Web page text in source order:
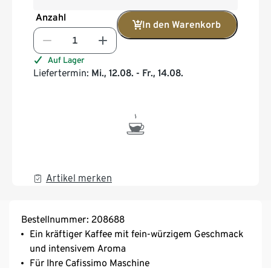
Anzahl
In den Warenkorb
Auf Lager
Liefertermin: Mi., 12.08. - Fr., 14.08.
Artikel merken
Bestellnummer: 208688
Ein kräftiger Kaffee mit fein-würzigem Geschmack
und intensivem Aroma
Für Ihre Cafissimo Maschine